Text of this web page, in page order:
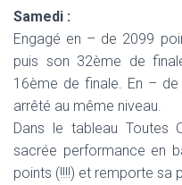
Samedi :
Engagé en – de 2099
puis son 32ème de
16ème de finale. En –
arrêté au même niveau.
Dans le tableau Toutes
sacrée performance en
points (!!!!) et remporte sa